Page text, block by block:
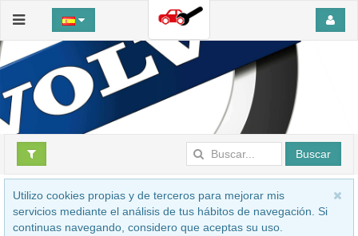
Buscar
Utilizo cookies propias y de terceros para mejorar mis
servicios mediante el análisis de tus hábitos de navegación. Si
continuas navegando, considero que aceptas su uso.